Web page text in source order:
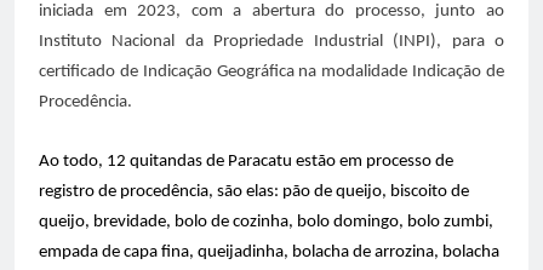
iniciada em 2023, com a abertura do processo, junto ao
Instituto Nacional da Propriedade Industrial (INPI), para o
certificado de Indicação Geográfica na modalidade Indicação de
Procedência.
Ao todo, 12 quitandas de Paracatu estão em processo de
registro de procedência, são elas: pão de queijo, biscoito de
queijo, brevidade, bolo de cozinha, bolo domingo, bolo zumbi,
empada de capa fina, queijadinha, bolacha de arrozina, bolacha